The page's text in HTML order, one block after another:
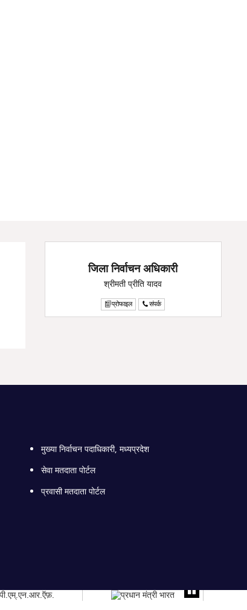
जिला निर्वाचन अधिकारी
श्रीमती प्रीति यादव
प्रोफाइल संपर्क
मुख्या निर्वाचन पदाधिकारी, मध्यप्रदेश
सेवा मतदाता पोर्टल
प्रवासी मतदाता पोर्टल